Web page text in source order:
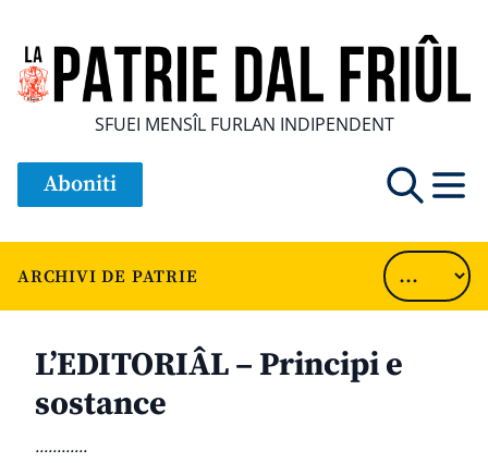
SFUEI MENSÎL FURLAN INDIPENDENT
Aboniti
ARCHIVI DE PATRIE
L’EDITORIÂL – Principi e
sostance
............